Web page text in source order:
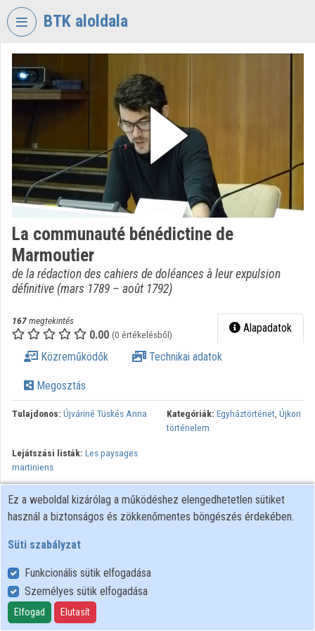
Fejléc kihagyása
BTK aloldala
BÖLCSÉSZETTUDOMÁNYI
Intézményi kezdőlap
Bejelentkezés
Intézményi felfedezés
Kategóriák
Intézményi listák
Intézmények
Közreműködők
La communauté bénédictine de
Marmoutier
de la rédaction des cahiers de doléances à leur expulsion
définitive (mars 1789 – août 1792)
167megtekintés
0.00 (0 értékelésből) Alapadatok
Közreműködők Technikai adatok
Megosztás
Tulajdonos: Újváriné Tüskés Anna Kategóriák: Egyháztörténet, Újkori
történelem
Lejátszási listák: Les paysages
martiniens
Minden jog fenntartva.
Felhasználói szabályzat
Adatkezelési tájékoztató
Süti szabályzat
Ez a weboldal kizárólag a működéshez elengedhetetlen sütiket
használ a biztonságos és zökkenőmentes böngészés érdekében.
Süti szabályzat
Funkcionális sütik elfogadása
Személyes sütik elfogadása
Elfogad Elutasít